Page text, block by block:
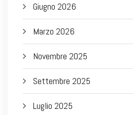
Giugno 2026
Marzo 2026
Novembre 2025
Settembre 2025
Luglio 2025